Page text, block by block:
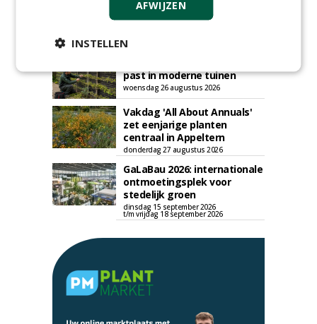
najaarsbeurs met aanbod
van ruim 100 kwekers
t/m donderdag 27 augustus 2026
past in moderne tuinen
woensdag 26 augustus 2026
Vakdag 'All About Annuals'
zet eenjarige planten
centraal in Appeltern
donderdag 27 augustus 2026
GaLaBau 2026: internationale
ontmoetingsplek voor
stedelijk groen
dinsdag 15 september 2026
t/m vrijdag 18 september 2026
AFWIJZEN
INSTELLEN